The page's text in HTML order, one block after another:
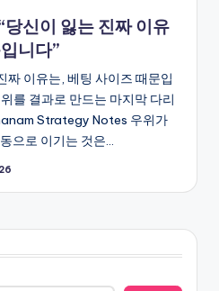
신이 잃는 진짜 이유
니다”
짜 이유는, 베팅 사이즈 때문입
를 결과로 만드는 마지막 다리
Strategy Notes 우위가
으로 이기는 것은…